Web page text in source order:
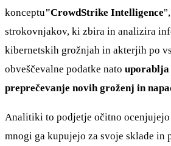
konceptu"CrowdStrike Intelligence
strokovnjakov, ki zbira in analizira
kibernetskih grožnjah in akterjih po
obveščevalne podatke nato uporablja
preprečevanje novih groženj in
Analitiki to podjetje očitno
mnogi ga kupujejo za svoje sklade in